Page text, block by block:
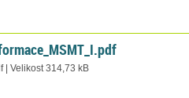
| Velikost 314,73 kB